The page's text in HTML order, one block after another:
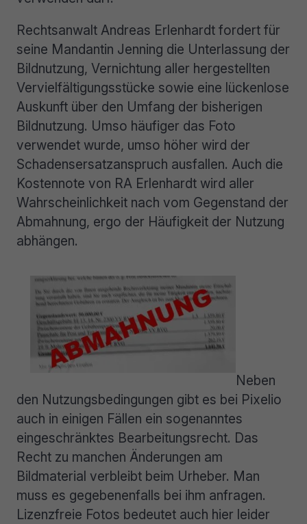
Rechtsanwalt Andreas Erlenhardt fordert für
seine Mandantin Jenning die Unterlassung der
Bildnutzung, Vernichtung aller hergestellten
Vervielfältigungsstücke sowie eine lückenlose
Auskunft über den Umfang der bisherigen
Bildnutzung. Umso häufiger das Foto
verwendet wurde, umso höher wird der
Schadensersatzanspruch ausfallen. Auch die
Kostennote von RA Erlenhardt wird aller
Wahrscheinlichkeit nach vom Gegenstand der
Abmahnung, ergo der Häufigkeit der Nutzung
abhängen.
Neben
den Nutzungsbedingungen gibt es bei Pixelio
auch in einigen Fällen ein sogenanntes
eingeschränktes Bearbeitungsrecht. Das
Recht zu manchen Änderungen am
Bildmaterial verbleibt beim Urheber. Man
muss es gegebenenfalls bei ihm anfragen.
Lizenzfreie Fotos bedeutet auch hier leider